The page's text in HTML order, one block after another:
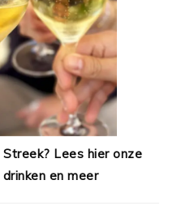
Lees hier onze
en meer